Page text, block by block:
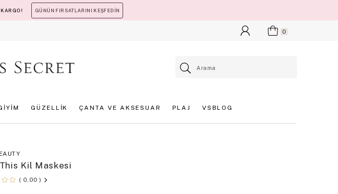
GÜNÜN FIRSATLARINI KEŞFEDİN
0
GÜZELLİK ÇANTA VE AKSESUAR PLAJ VSBLOG
Kil Maskesi
0,00